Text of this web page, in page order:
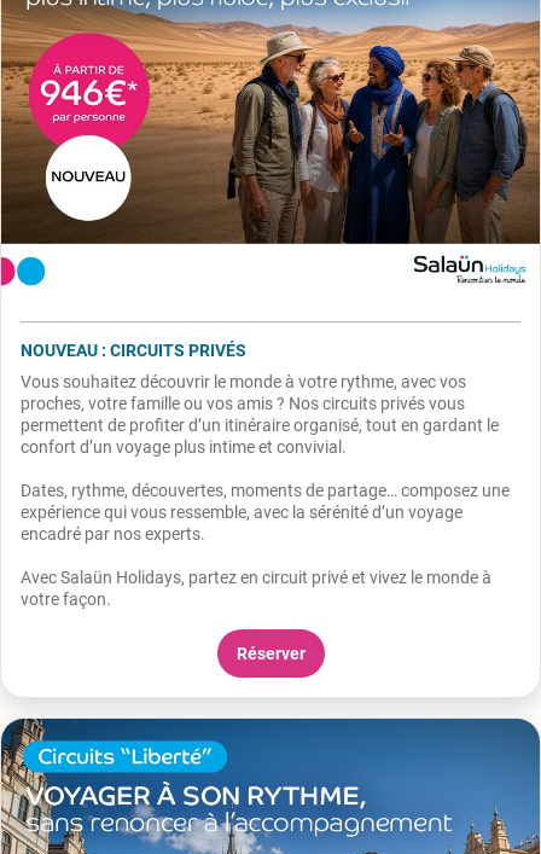
NOUVEAU : CIRCUITS PRIVÉS
Vous souhaitez découvrir le monde à votre rythme, avec vos
proches, votre famille ou vos amis ? Nos circuits privés vous
permettent de profiter d’un itinéraire organisé, tout en gardant le
confort d’un voyage plus intime et convivial.
Dates, rythme, découvertes, moments de partage… composez une
expérience qui vous ressemble, avec la sérénité d’un voyage
encadré par nos experts.
Avec Salaün Holidays, partez en circuit privé et vivez le monde à
votre façon.
Réserver